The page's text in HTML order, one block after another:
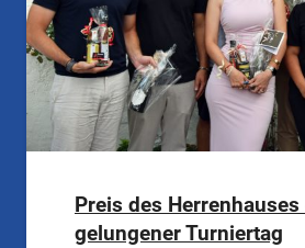
Preis des
gelungener Turniertag